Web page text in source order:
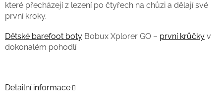
které přecházejí z lezení po čtyřech na chůzi a dělají své
první kroky.
Dětské barefoot boty Bobux Xplorer GO – první krůčky v
dokonalém pohodlí
Detailní informace